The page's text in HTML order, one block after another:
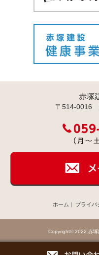
赤塚
〒514-0016
ホーム | プライバ
Copyright© 2022 赤塚